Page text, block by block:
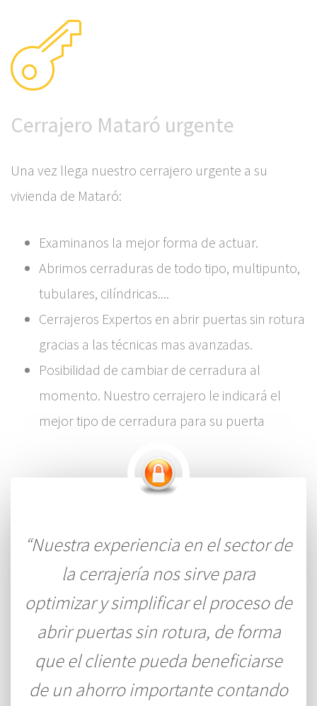
Cerrajero Mataró urgente
Una vez llega nuestro cerrajero urgente a su
vivienda de Mataró:
Examinanos la mejor forma de actuar.
Abrimos cerraduras de todo tipo, multipunto,
tubulares, cilíndricas....
Cerrajeros Expertos en abrir puertas sin rotura
gracias a las técnicas mas avanzadas.
Posibilidad de cambiar de cerradura al
momento. Nuestro cerrajero le indicará el
mejor tipo de cerradura para su puerta
“Nuestra experiencia en el sector de
la cerrajería nos sirve para
optimizar y simplificar el proceso de
abrir puertas sin rotura, de forma
que el cliente pueda beneficiarse
de un ahorro importante contando